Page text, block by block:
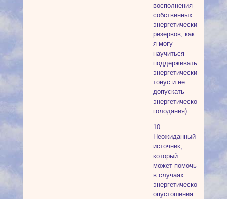
восполнения
собственных
энергетических
резервов; как
я могу
научиться
поддерживать
энергетический
тонус и не
допускать
энергетического
голодания)
10.
Неожиданный
источник,
который
может помочь
в случаях
энергетического
опустошения